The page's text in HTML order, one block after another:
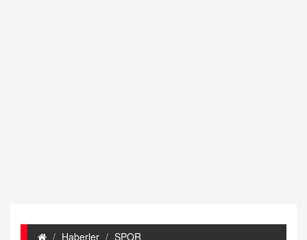
Haberler SPOR